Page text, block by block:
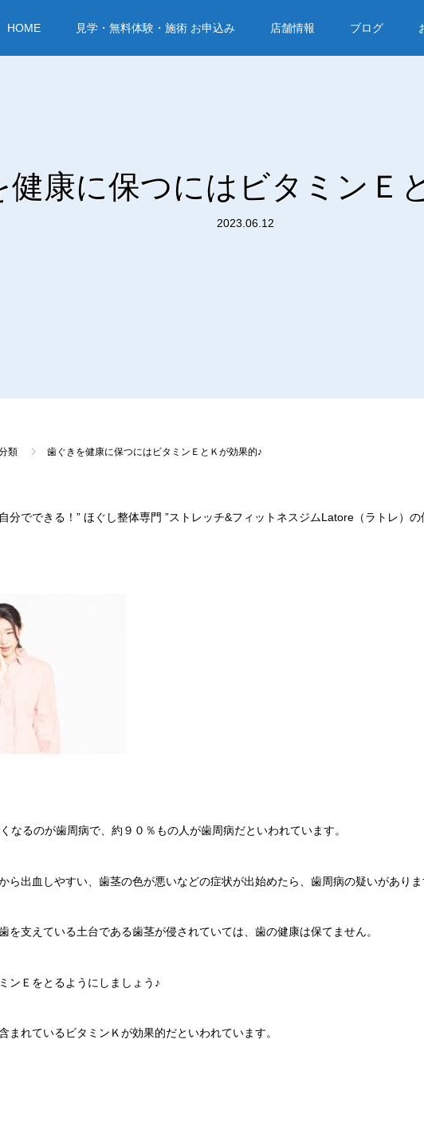
HOME 見学・無料体験・施術 お申込み 店舗情報 ブログ
健康に保つにはビタミンＥ
2023.06.12
類 歯ぐきを健康に保つにはビタミンＥとＫが効果的♪
分でできる！ ” ほぐし整体専門 ”ストレッチ&フィットネスジムLatore （ラトレ）
なるのが歯周病で、約９０％もの人が歯周病だといわれています。
ら出血しやすい、歯茎の色が悪いなどの症状が出始めたら、歯周病の疑いがあり
を支えている土台である歯茎が侵されていては、歯の健康は保てません。
ンＥをとるようにしましょう♪
まれているビタミンＫが効果的だといわれています。